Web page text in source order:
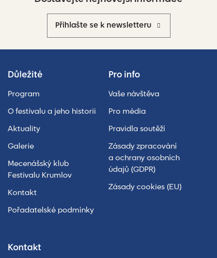
Přihlašte se k newsletteru
Důležité
Program
O festivalu a jeho historii
Aktuality
Galerie
Mecenášský klub
Festivalu Krumlov
Kontakt
Pořadatelské podmínky
Pro info
Vaše návštěva
Pro média
Pravidla soutěží
Zásady zpracování
a ochrany osobních
údajů (GDPR)
Zásady cookies (EU)
Kontakt